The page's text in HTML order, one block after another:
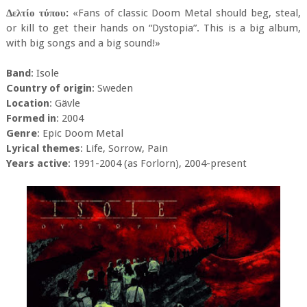
Δελτίο τύπου:«Fans of classic Doom Metal should beg, steal,
or kill to get their hands on “Dystopia”. This is a big album,
with big songs and a big sound!»
Band: Isole
Country of origin: Sweden
Location: Gävle
Formed in: 2004
Genre: Epic Doom Metal
Lyrical themes: Life, Sorrow, Pain
Years active: 1991-2004 (as Forlorn), 2004-present